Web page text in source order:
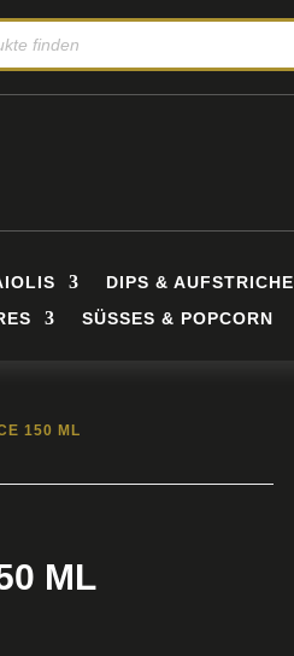
DIPS & AUFSTRICHE
SÜSSES & POPCORN
150 ML
ML